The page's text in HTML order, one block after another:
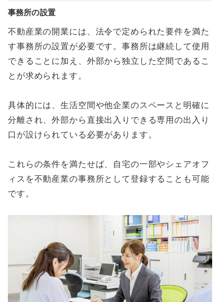
事務所の設置
不動産業の開業には、法令で定められた要件を満た
す事務所の設置が必要です。事務所は継続して使用
できることに加え、外部から独立した空間であるこ
とが求められます。
具体的には、生活空間や他企業のスペースと明確に
分離され、外部から直接出入りできる専用の出入り
口が設けられている必要があります。
これらの条件を満たせば、自宅の一部やシェアオフ
ィスを不動産業の事務所として登録することも可能
です。